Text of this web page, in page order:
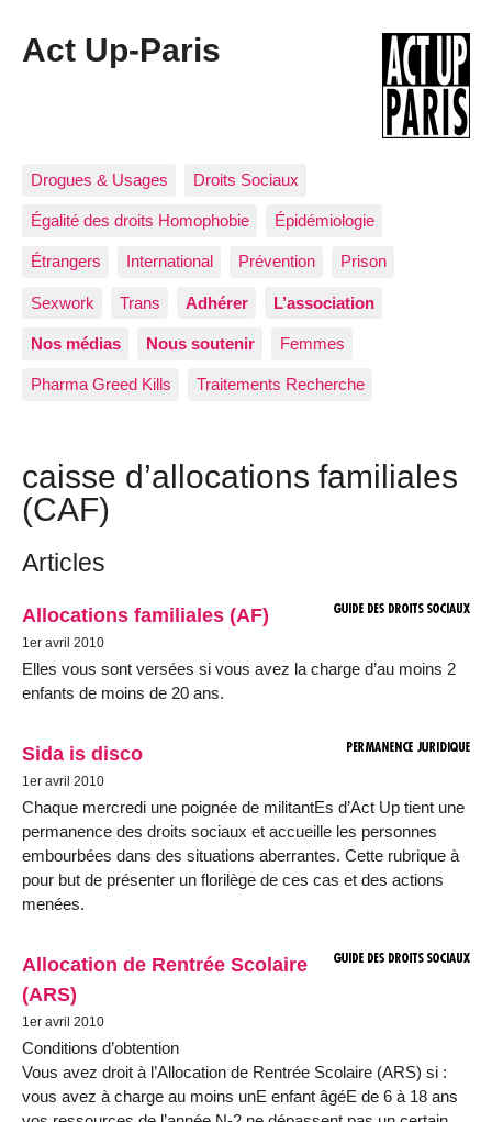
Act Up-Paris
Drogues & Usages Droits Sociaux
Égalité des droits Homophobie Épidémiologie
Étrangers International Prévention Prison
Sexwork Trans Adhérer L’association
Nos médias Nous soutenir Femmes
Pharma Greed Kills Traitements Recherche
caisse d’allocations familiales
(CAF)
Articles
Allocations familiales (AF)
1er avril 2010
Elles vous sont versées si vous avez la charge d’au moins 2
enfants de moins de 20 ans.
Sida is disco
1er avril 2010
Chaque mercredi une poignée de militantEs d’Act Up tient une
permanence des droits sociaux et accueille les personnes
embourbées dans des situations aberrantes. Cette rubrique à
pour but de présenter un florilège de ces cas et des actions
menées.
Allocation de Rentrée Scolaire
(ARS)
1er avril 2010
Conditions d’obtention
Vous avez droit à l’Allocation de Rentrée Scolaire (ARS) si :
vous avez à charge au moins unE enfant âgéE de 6 à 18 ans